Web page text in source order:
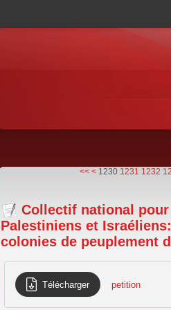
<< < 1200
1210
1220
1230 1231 1232
Collectif national
Palestiniens et
colonies de peuplement
Télécharger petition